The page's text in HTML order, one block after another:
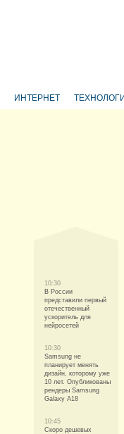
ИНТЕРНЕТ
10:30
В России
представили первый
отечественный
ускоритель для
нейросетей
10:30
Samsung не
планирует менять
дизайн, которому уже
10 лет. Опубликованы
рендеры Samsung
Galaxy A18
10:45
Скоро дешевых